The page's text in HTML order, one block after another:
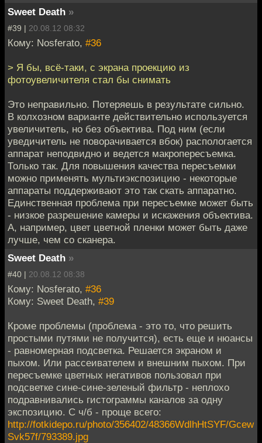
Sweet Death »
#39 | 20.08.12 08:32
Кому: Nosferato, #36
> Я бы, всё-таки, с экрана проекцию из
фотоувеличителя стал бы снимать
Это неправильно. Потеряешь в результате сильно.
В колхозном варианте действительно используется
увеличитель, но без объектива. Под ним (если
уведичитель не поворачивается вбок) распологается
аппарат неподвидно и ведется макропересъемка.
Только так. Для повышения качества пересъемки
можно применять мультиэкспозицию - некоторые
аппараты поддерживают это так скать аппаратно.
Единственная проблема при пересъемке может быть
- низкое разрешение камеры и искажения объектива.
А, например, цвет цветной пленки может быть даже
лучше, чем со сканера.
Sweet Death »
#40 | 20.08.12 08:38
Кому: Nosferato, #36
Кому: Sweet Death, #39
Кроме проблемы (проблема - это то, что решить
простыми путями не получится), есть еще и нюансы
- равномерная подсветка. Решается экраном и
пыхом. Или рассеивателем и внешним пыхом. При
пересъемке цветных негативов пользовал при
подсветке сине-сине-зеленый фильтр - неплохо
подравнивались гистограммы каналов за одну
экспозицию. С ч/б - проще всего:
http://fotkidepo.ru/photo/356402/48366WdlhHtSYF/Gcew
Svk57f/793389.jpg